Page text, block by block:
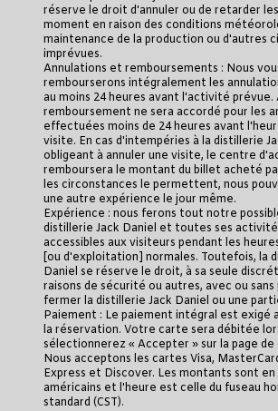
réserve le droit d'annuler ou de retarder
moment en raison des conditions
maintenance de la production ou d'autres
imprévues.
Annulations et remboursements : Nous
rembourserons intégralement les
au moins 24 heures avant l'activité prévue.
remboursement ne sera accordé pour les
effectuées moins de 24 heures avant
visite. En cas d'intempéries à la distillerie
obligeant à annuler une visite, le centre
remboursera le montant du billet acheté
les circonstances le permettent, nous
une autre expérience le jour même.
Expérience : nous ferons tout notre
distillerie Jack Daniel et toutes ses
accessibles aux visiteurs pendant les
[ou d'exploitation] normales. Toutefois, la
Daniel se réserve le droit, à sa seule
raisons de sécurité ou autres, avec ou sans
fermer la distillerie Jack Daniel ou une
Paiement : Le paiement intégral est exigé
la réservation. Votre carte sera débitée
sélectionnerez « Accepter » sur la page
Nous acceptons les cartes Visa,
Express et Discover. Les montants sont en
américains et l'heure est celle du fuseau
standard (CST).